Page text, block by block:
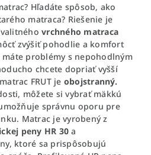
Hľadáte spôsob, ako
matraca? Riešenie je
vrchného matraca
zvýšiť pohodlie a komfort
máte problémy s nepohodlným
chcete dopriať vyšší
FRUT je obojstranný.
môžete si vybrať mäkkú
správnu oporu pre
Matrac je vyrobený z
peny HR 30 a
ktoré sa prispôsobujú